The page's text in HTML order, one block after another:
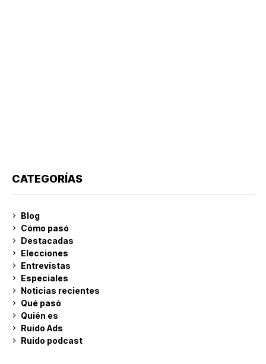
CATEGORÍAS
Blog
Cómo pasó
Destacadas
Elecciones
Entrevistas
Especiales
Noticias recientes
Qué pasó
Quién es
Ruido Ads
Ruido podcast